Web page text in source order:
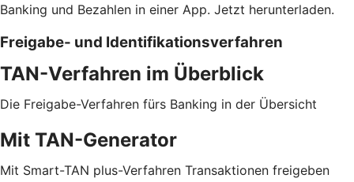
Banking und Bezahlen in einer App. Jetzt herunterladen.
Freigabe- und Identifikationsverfahren
TAN-Verfahren im Überblick
Die Freigabe-Verfahren fürs Banking in der Übersicht
Mit TAN-Generator
Mit Smart-TAN plus-Verfahren Transaktionen freigeben